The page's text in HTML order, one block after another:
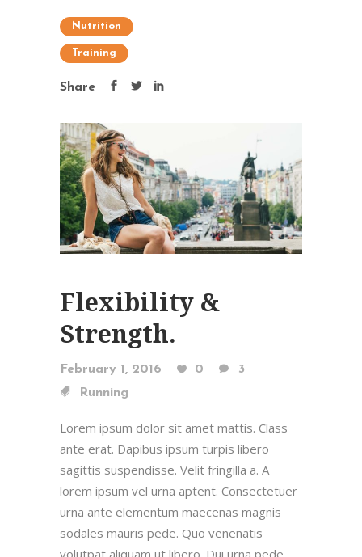
Nutrition
Training
Share
Flexibility &
Strength.
February 1, 2016 0
3
Running
Lorem ipsum dolor sit amet mattis. Class
ante erat. Dapibus ipsum turpis libero
sagittis suspendisse. Velit fringilla a. A
lorem ipsum vel urna aptent. Consectetuer
urna ante elementum maecenas magnis
sodales mauris pede. Quo venenatis
volutpat aliquam ut libero. Dui urna pede